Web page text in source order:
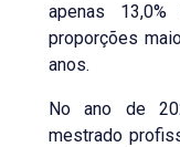
apenas
proporções
anos.
No ano de
mestrado